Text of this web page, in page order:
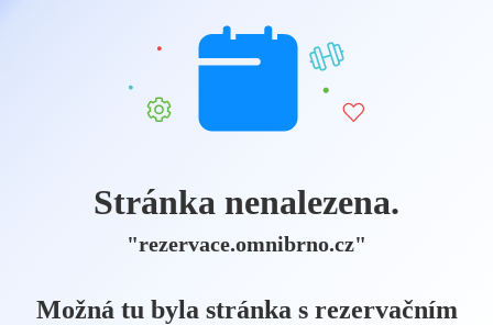
Stránka nenalezena.
"rezervace.omnibrno.cz"
Možná tu byla stránka s rezervačním